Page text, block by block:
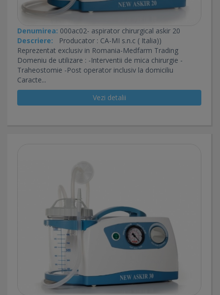
Denumirea: 000ac02- aspirator chirurgical askir 20
Descriere: Producator : CA-MI s.n.c ( Italia))
Reprezentat exclusiv in Romania-Medfarm Trading
Domeniu de utilizare : -Interventii de mica chirurgie -
Traheostomie -Post operator inclusiv la domiciliu
Caracte...
Vezi detalii